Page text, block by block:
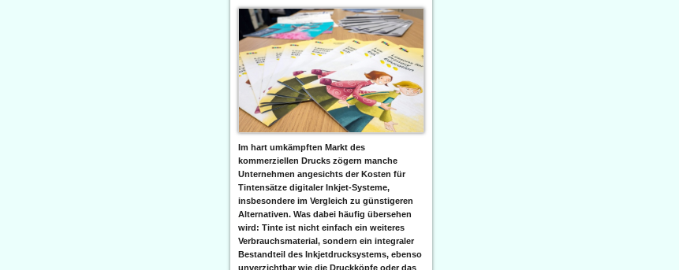
Im hart umkämpften Markt des
kommerziellen Drucks zögern manche
Unternehmen angesichts der Kosten für
Tintensätze digitaler Inkjet-Systeme,
insbesondere im Vergleich zu günstigeren
Alternativen. Was dabei häufig übersehen
wird: Tinte ist nicht einfach ein weiteres
Verbrauchsmaterial, sondern ein integraler
Bestandteil des Inkjetdrucksystems, ebenso
unverzichtbar wie die Druckköpfe oder das